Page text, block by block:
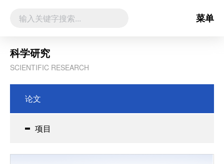
菜单
科学研究
SCIENTIFIC RESEARCH
论文
项目